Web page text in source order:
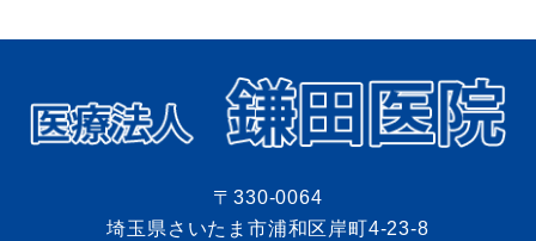
〒330-0064
埼玉県さいたま市浦和区岸町4-23-8